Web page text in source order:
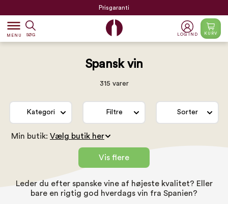
Prisgaranti
dehaze
MENU SØG LOG IND KURV
Spansk vin
315 varer
Kategori Filtre Sorter
Min butik:
Vis flere
Leder du efter spanske vine af højeste kvalitet? Eller
bare en rigtig god hverdags vin fra Spanien?